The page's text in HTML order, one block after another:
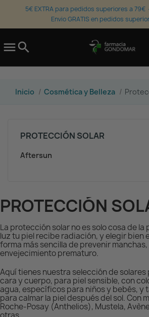
5€ EXTRA para pedidos superiores a 79€
Envio GRATIS en pedidos
search
Inicio Cosmética y Belleza
PROTECCIÓN SOLAR
Aftersun
PROTECCIÓN
La protección solar no es solo cosa de
luz tu piel recibe radiación, y elegir bien
forma más sencilla de prevenir
envejecimiento prematuro.
Aquí tienes nuestra selección de solares
cara y cuerpo, para piel sensible, con
agua, específicos para niños y bebés, y
para calmar la piel después del sol. Con
Roche-Posay (Anthelios), Mustela,